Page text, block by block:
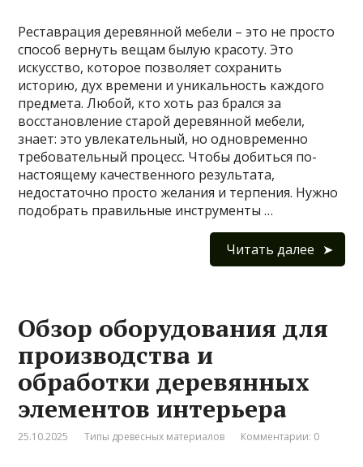
Реставрация деревянной мебели – это не просто
способ вернуть вещам былую красоту. Это
искусство, которое позволяет сохранить
историю, дух времени и уникальность каждого
предмета. Любой, кто хоть раз брался за
восстановление старой деревянной мебели,
знает: это увлекательный, но одновременно
требовательный процесс. Чтобы добиться по-
настоящему качественного результата,
недостаточно просто желания и терпения. Нужно
подобрать правильные инструменты …
Читать далее
Обзор оборудования для
производства и
обработки деревянных
элементов интерьера
25.10.2025 Типы древесных материалов Комментарии: 0